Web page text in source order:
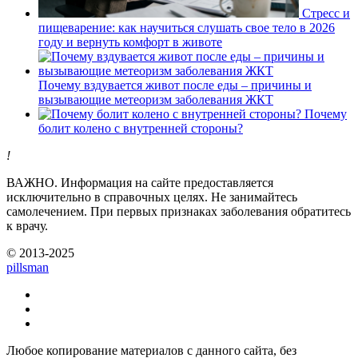
Стресс и
пищеварение: как научиться слушать свое тело в 2026
году и вернуть комфорт в животе
Почему вздувается живот после еды – причины и
вызывающие метеоризм заболевания ЖКТ
Почему
болит колено с внутренней стороны?
!
ВАЖНО. Информация на сайте предоставляется
исключительно в справочных целях. Не занимайтесь
самолечением. При первых признаках заболевания обратитесь
к врачу.
© 2013-2025
pillsman
Любое копирование материалов с данного сайта, без